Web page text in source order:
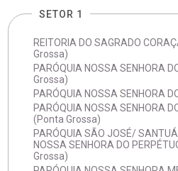
SETOR 1
REITORIA DO SAGRADO
Grossa)
PARÓQUIA NOSSA SENHORA
Grossa)
PARÓQUIA NOSSA SENHORA
PARÓQUIA NOSSA SENHORA
(Ponta Grossa)
PARÓQUIA SÃO JOSÉ/
NOSSA SENHORA DO
Grossa)